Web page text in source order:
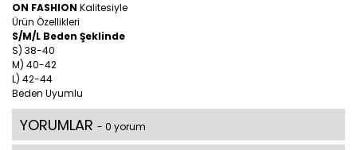
ON FASHION Kalitesiyle
Ürün Özellikleri
S/M/L Beden Şeklinde
S) 38-40
M) 40-42
L) 42-44
Beden Uyumlu
YORUMLAR - 0 yorum